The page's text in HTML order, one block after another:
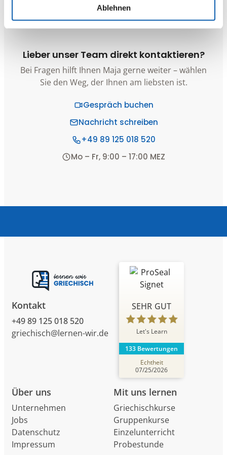
Ablehnen
Lieber unser Team direkt kontaktieren?
Bei Fragen hilft Ihnen Maja gerne weiter – wählen
Sie den Weg, der Ihnen am liebsten ist.
Gespräch buchen
Nachricht schreiben
+49 89 125 018 520
Mo – Fr, 9:00 – 17:00 MEZ
Kontakt
+49 89 125 018 520
griechisch@lernen-wir.de
Über uns
Unternehmen
Jobs
Datenschutz
Impressum
Mit uns lernen
Griechischkurse
Gruppenkurse
Einzelunterricht
Probestunde
SEHR GUT
Let's Learn
133 Bewertungen
Echtheit
07/25/2026